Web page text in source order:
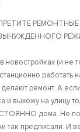
(и не
работать
делают ремонт. А
и выхожу на улицу
дома. Не
так предписали. И